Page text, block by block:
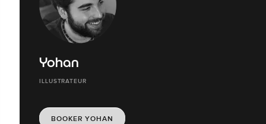
Yohan
ILLUSTRATEUR
BOOKER YOHAN